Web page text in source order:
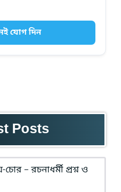
যোগ দিন
Posts
চোর – রচনাধর্মী প্রশ্ন ও